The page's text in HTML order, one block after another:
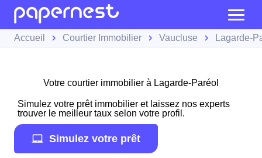
Accueil Courtier Immobilier Vaucluse Lagarde-
Votre courtier immobilier à Lagarde-Paréol
Simulez votre prêt immobilier et laissez nos experts
trouver le meilleur taux selon votre profil.
Simulez votre prêt